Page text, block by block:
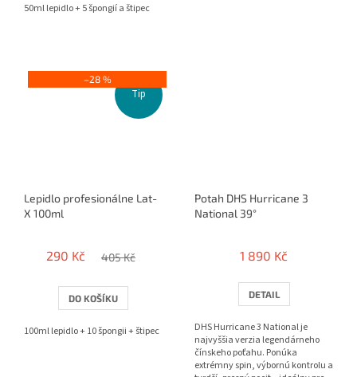
50ml lepidlo + 5 špongií a štipec
Tip
–28 %
Lepidlo profesionálne Lat-
X 100ml
290 Kč 405 Kč
DO KOŠÍKU
100ml lepidlo + 10 špongii + štipec
Potah DHS Hurricane 3
National 39°
1 890 Kč
DETAIL
DHS Hurricane 3 National je
najvyššia verzia legendárneho
čínskeho poťahu. Ponúka
extrémny spin, výbornú kontrolu a